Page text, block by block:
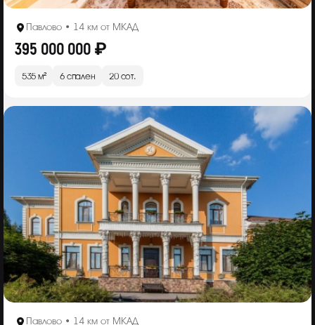
Павлово • 14 км от МКАД
395 000 000 ₽
535 м² 6 спален 20 сот.
Павлово • 14 км от МКАД